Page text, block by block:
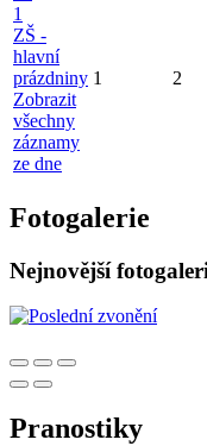
1
ZŠ -
hlavní
prázdniny
Zobrazit
všechny
záznamy
ze dne
1 2
Fotogalerie
Nejnovější
Pranostiky